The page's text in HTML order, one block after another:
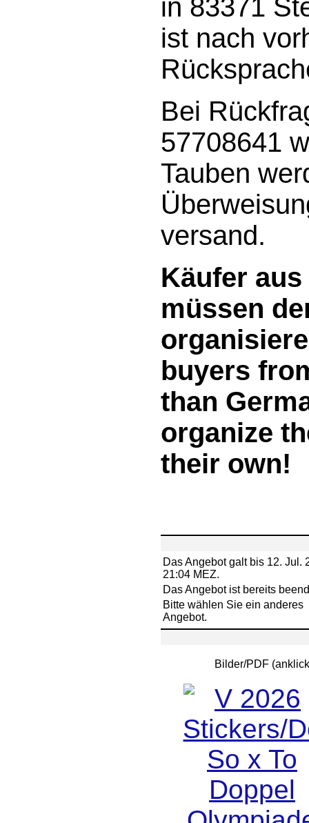
in 83371
ist nach
Bei
57708641
Tauben
versand.
Käufer
müssen
buyers
than
organize
their own!
Das Angebot galt bis 12. Jul.
21:04 MEZ.
Das Angebot ist bereits
Bitte wählen Sie ein anderes
Angebot.
Bilder/PDF